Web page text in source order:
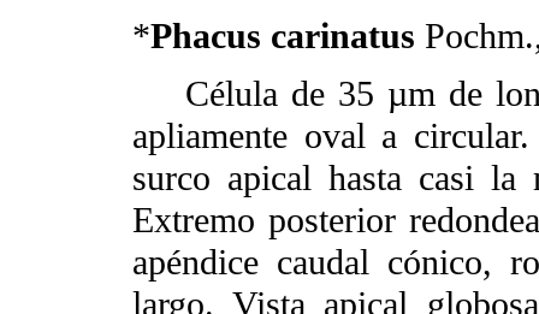
*Phacus carinatus
Célula de 35 µm de
apliamente oval a
surco apical hasta casi
Extremo posterior
apéndice caudal cónico,
largo. Vista apical